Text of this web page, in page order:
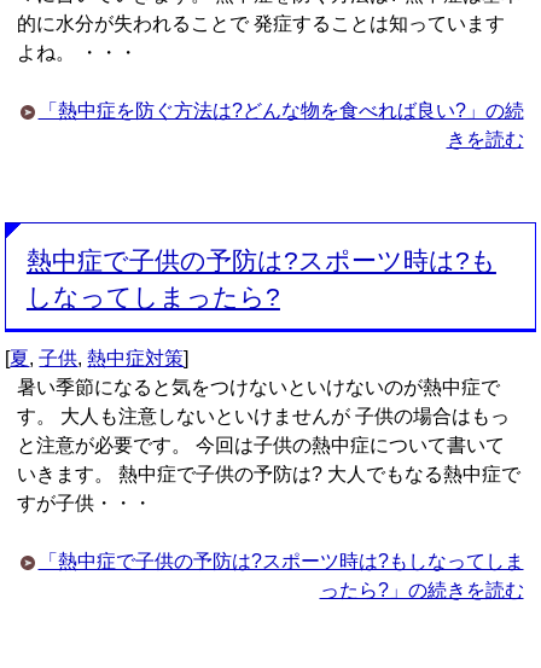
的に水分が失われることで 発症することは知っています
よね。 ・・・
「熱中症を防ぐ方法は?どんな物を食べれば良い?」の続
きを読む
熱中症で子供の予防は?スポーツ時は?も
しなってしまったら?
[夏,子供,熱中症対策]
暑い季節になると気をつけないといけないのが熱中症で
す。 大人も注意しないといけませんが 子供の場合はもっ
と注意が必要です。 今回は子供の熱中症について書いて
いきます。 熱中症で子供の予防は? 大人でもなる熱中症で
すが子供・・・
「熱中症で子供の予防は?スポーツ時は?もしなってしま
ったら?」の続きを読む